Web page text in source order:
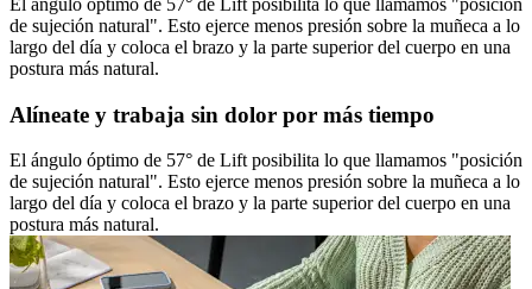
El ángulo óptimo de 57° de Lift posibilita lo que llamamos "posición
de sujeción natural". Esto ejerce menos presión sobre la muñeca a lo
largo del día y coloca el brazo y la parte superior del cuerpo en una
postura más natural.
Alíneate y trabaja sin dolor por más tiempo
El ángulo óptimo de 57° de Lift posibilita lo que llamamos "posición
de sujeción natural". Esto ejerce menos presión sobre la muñeca a lo
largo del día y coloca el brazo y la parte superior del cuerpo en una
postura más natural.